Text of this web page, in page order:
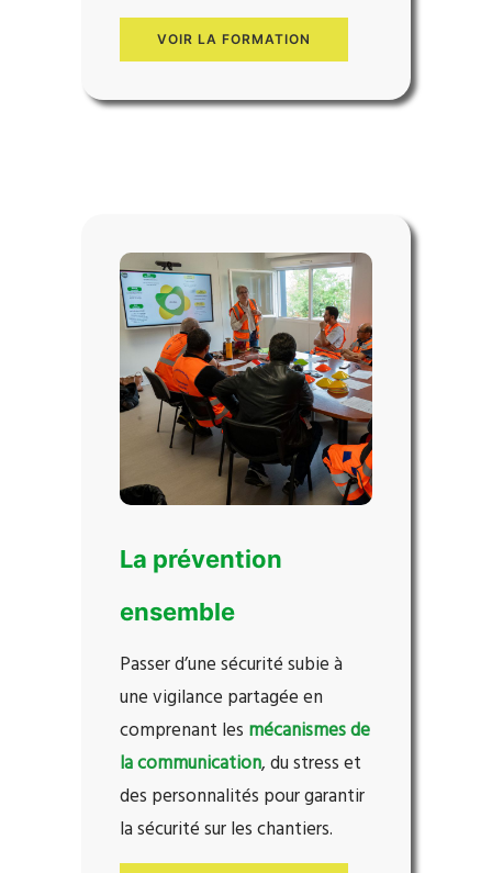
VOIR LA FORMATION
La prévention
ensemble
Passer d’une sécurité subie à
une vigilance partagée en
comprenant les mécanismes de
la communication, du stress et
des personnalités pour garantir
la sécurité surles chantiers.